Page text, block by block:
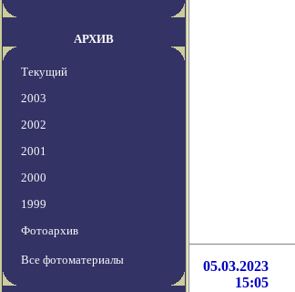
АРХИВ
Текущий
2003
2002
2001
2000
1999
Фотоархив
Все фотоматериалы
05.03.2023
15:05